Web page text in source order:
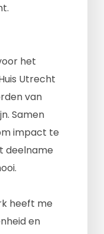
het
Utrecht
van
Samen
impact te
deelname
heeft me
en